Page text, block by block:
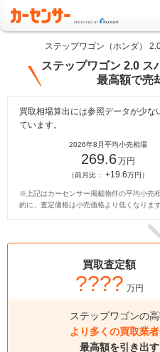
ステップワゴン（ホンダ）
ステップワゴン 2.0 ス
最高額で売
買取相場算出には参照データが少
ています。
2026年8月平均小売相場
269.6万円
（前月比： +19.6万円）
※上記はカーセンサー掲載物件の平均小売
的に、査定価格は小売価格より低くなります
買取査定額
???? 万円
ステップワゴンの
より多くの買取業
最高額を引き出